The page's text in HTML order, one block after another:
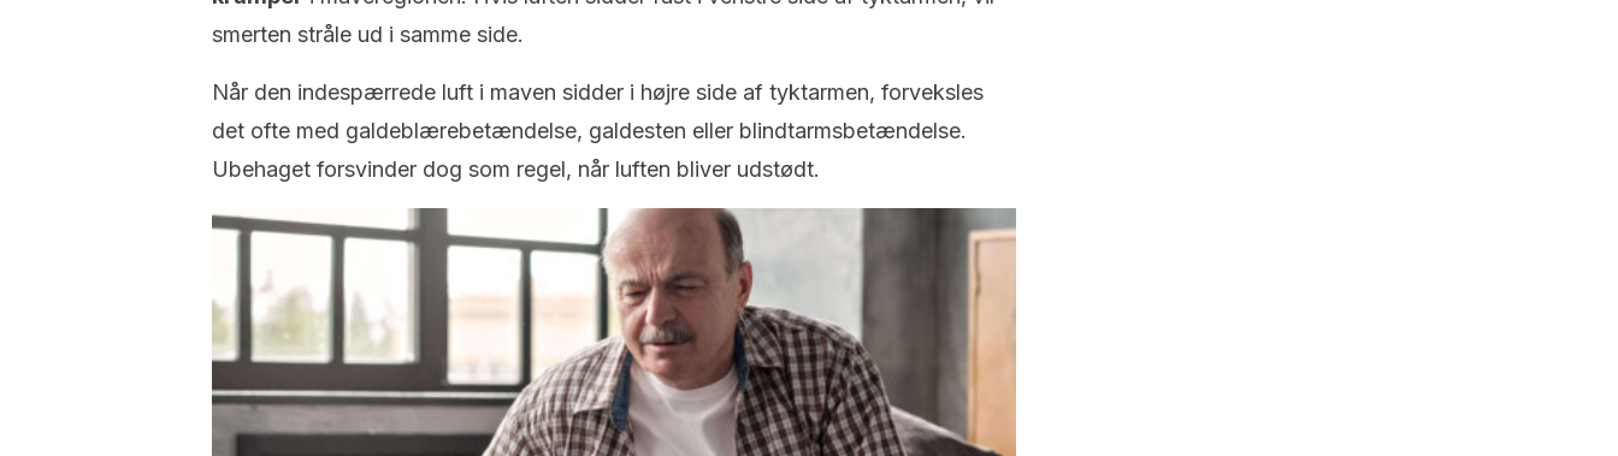
smerten stråle ud i samme side.
Når den indespærrede luft i maven sidder i højre side af tyktarmen, forveksles
det ofte med galdeblærebetændelse, galdesten eller blindtarmsbetændelse.
Ubehaget forsvinder dog som regel, når luften bliver udstødt.